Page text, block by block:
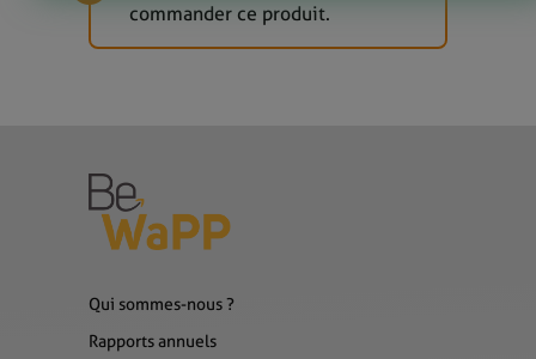
commander ce produit.
Qui sommes-nous ?
Rapports annuels